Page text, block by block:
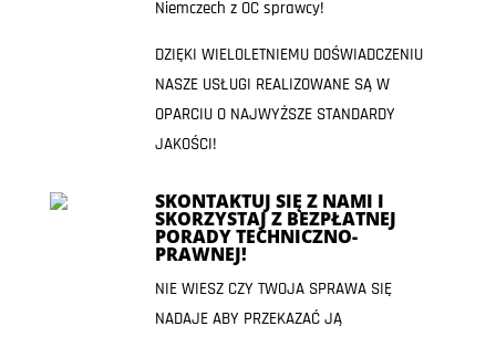
Niemczech z OC sprawcy!
DZIĘKI WIELOLETNIEMU DOŚWIADCZENIU
NASZE USŁUGI REALIZOWANE SĄ W
OPARCIU O NAJWYŻSZE STANDARDY
JAKOŚCI!
SKONTAKTUJ SIĘ Z NAMI I
SKORZYSTAJ Z BEZPŁATNEJ
PORADY TECHNICZNO-
PRAWNEJ!
NIE WIESZ CZY TWOJA SPRAWA SIĘ
NADAJE ABY PRZEKAZAĆ JĄ